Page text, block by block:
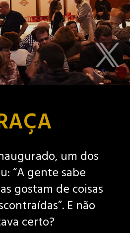
um dos
“A gente sabe
gostam de coisas
E não
certo?